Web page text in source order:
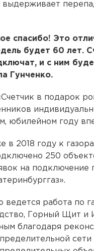
выдерживает
спасибо! Это
будет 60 лет.
и с ним
Гунченко.
в подарок
юбилейном году
в 2018 году к
250
на
ведется работа по
Горный Щит и
благодаря